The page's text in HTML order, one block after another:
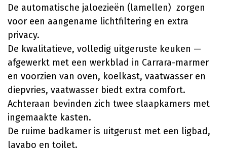
De automatische jaloezieën (lamellen) zorgen
voor een aangename lichtfiltering en extra
privacy.
De kwalitatieve, volledig uitgeruste keuken —
afgewerkt met een werkblad in Carrara-marmer
en voorzien van oven, koelkast, vaatwasser en
diepvries, vaatwasser biedt extra comfort.
Achteraan bevinden zich twee slaapkamers met
ingemaakte kasten.
De ruime badkamer is uitgerust met een ligbad,
lavabo en toilet.